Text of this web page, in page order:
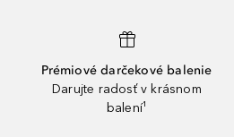
Prémiové darčekové balenie
Darujte radosť v krásnom
balení¹